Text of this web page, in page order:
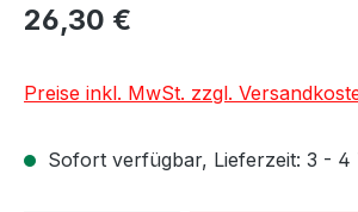
26,30 €
Preise inkl. MwSt. zzgl.
Sofort verfügbar, Lieferzeit: 3 - 4